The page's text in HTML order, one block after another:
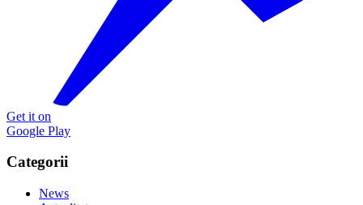
Get it on
Google Play
Categorii
News